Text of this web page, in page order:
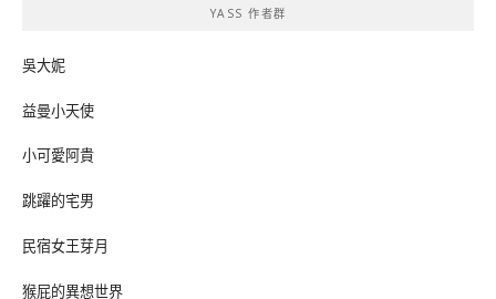
YASS 作者群
吳大妮
益曼小天使
小可愛阿貴
跳躍的宅男
民宿女王芽月
猴屁的異想世界